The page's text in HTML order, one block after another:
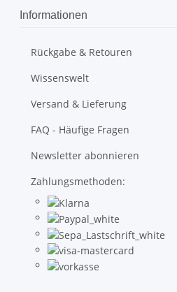
Informationen
Rückgabe & Retouren
Wissenswelt
Versand & Lieferung
FAQ - Häufige Fragen
Newsletter abonnieren
Zahlungsmethoden: